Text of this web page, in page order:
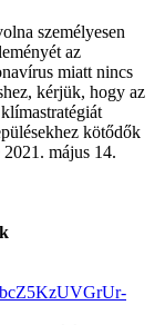
személyesen
az
miatt nincs
kérjük, hogy az
kötődők
május 14.